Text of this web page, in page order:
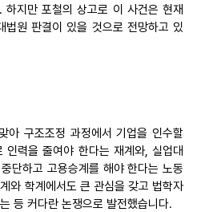
하지만 포철의 상고로 이 사건은 현재
법원 판결이 있을 것으로 전망하고 있
아 구조조정 과정에서 기업을 인수할
인력을 줄여야 한다는 재계와, 실업대
단하고 고용승계를 해야 한다는 노동
와 학계에서도 큰 관심을 갖고 법학자
등 커다란 논쟁으로 발전했습니다.